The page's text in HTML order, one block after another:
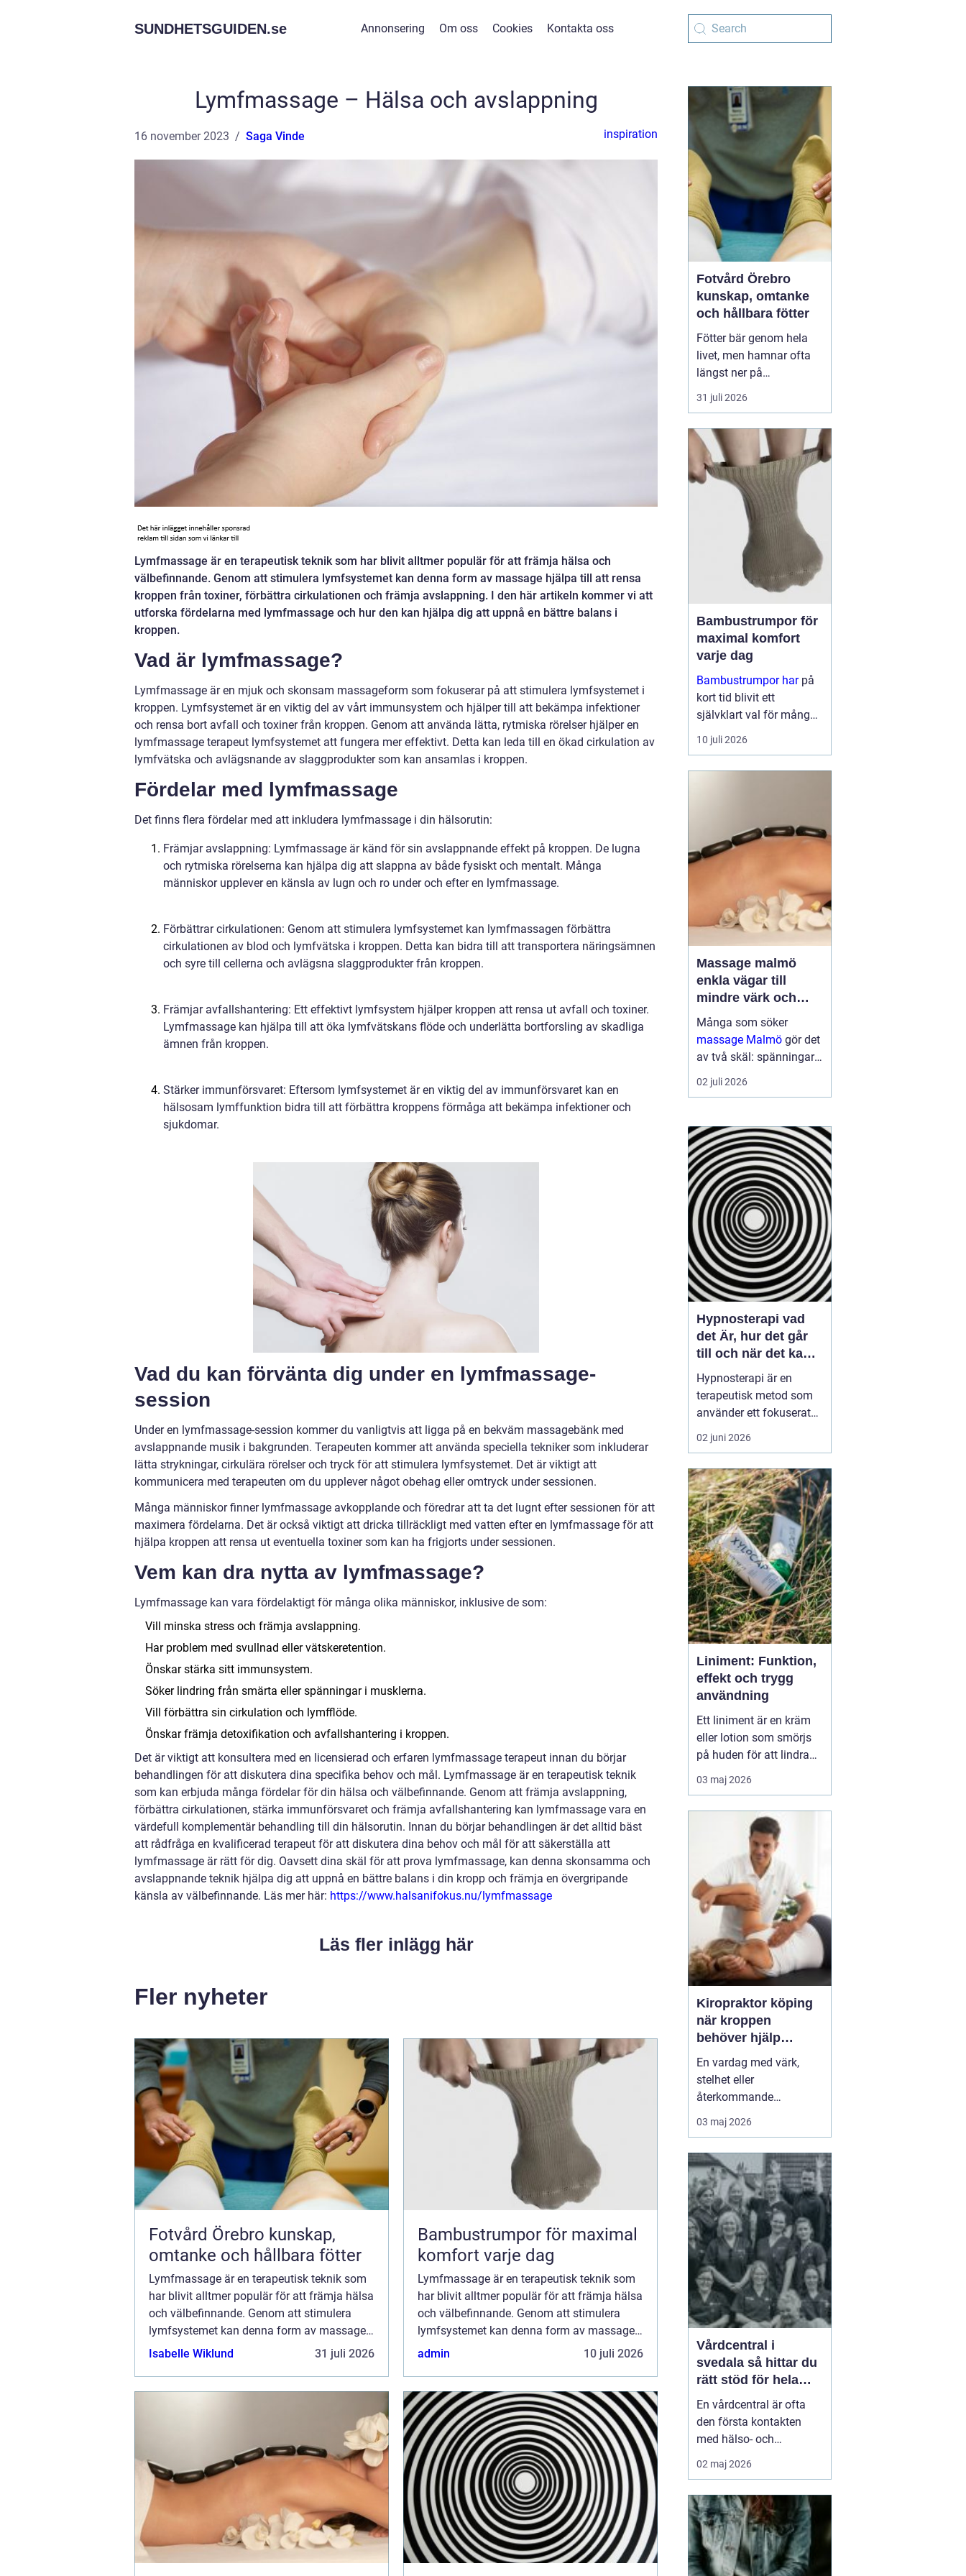
SUNDHETSGUIDEN.se Annonsering Om oss Cookies Kontakta oss
Lymfmassage – Hälsa och avslappning
16 november 2023 Saga Vinde inspiration
Lymfmassage är en terapeutisk teknik som har blivit alltmer populär för att främja hälsa och
välbefinnande. Genom att stimulera lymfsystemet kan denna form av massage hjälpa till att rensa
kroppen från toxiner, förbättra cirkulationen och främja avslappning. I den här artikeln kommer vi att
utforska fördelarna med lymfmassage och hur den kan hjälpa dig att uppnå en bättre balans i
kroppen.
Vad är lymfmassage?
Lymfmassage är en mjuk och skonsam massageform som fokuserar på att stimulera lymfsystemet i
kroppen. Lymfsystemet är en viktig del av vårt immunsystem och hjälper till att bekämpa infektioner
och rensa bort avfall och toxiner från kroppen. Genom att använda lätta, rytmiska rörelser hjälper en
lymfmassage terapeut lymfsystemet att fungera mer effektivt. Detta kan leda till en ökad cirkulation av
lymfvätska och avlägsnande av slaggprodukter som kan ansamlas i kroppen.
Fördelar med lymfmassage
Det finns flera fördelar med att inkludera lymfmassage i din hälsorutin:
Främjar avslappning: Lymfmassage är känd för sin avslappnande effekt på kroppen. De lugna
och rytmiska rörelserna kan hjälpa dig att slappna av både fysiskt och mentalt. Många
människor upplever en känsla av lugn och ro under och efter en lymfmassage.
Förbättrar cirkulationen: Genom att stimulera lymfsystemet kan lymfmassagen förbättra
cirkulationen av blod och lymfvätska i kroppen. Detta kan bidra till att transportera näringsämnen
och syre till cellerna och avlägsna slaggprodukter från kroppen.
Främjar avfallshantering: Ett effektivt lymfsystem hjälper kroppen att rensa ut avfall och toxiner.
Lymfmassage kan hjälpa till att öka lymfvätskans flöde och underlätta bortforsling av skadliga
ämnen från kroppen.
Stärker immunförsvaret: Eftersom lymfsystemet är en viktig del av immunförsvaret kan en
hälsosam lymffunktion bidra till att förbättra kroppens förmåga att bekämpa infektioner och
sjukdomar.
Vad du kan förvänta dig under en lymfmassage-
session
Under en lymfmassage-session kommer du vanligtvis att ligga på en bekväm massagebänk med
avslappnande musik i bakgrunden. Terapeuten kommer att använda speciella tekniker som inkluderar
lätta strykningar, cirkulära rörelser och tryck för att stimulera lymfsystemet. Det är viktigt att
kommunicera med terapeuten om du upplever något obehag eller omtryck under sessionen.
Många människor finner lymfmassage avkopplande och föredrar att ta det lugnt efter sessionen för att
maximera fördelarna. Det är också viktigt att dricka tillräckligt med vatten efter en lymfmassage för att
hjälpa kroppen att rensa ut eventuella toxiner som kan ha frigjorts under sessionen.
Vem kan dra nytta av lymfmassage?
Lymfmassage kan vara fördelaktigt för många olika människor, inklusive de som:
Vill minska stress och främja avslappning.
Har problem med svullnad eller vätskeretention.
Önskar stärka sitt immunsystem.
Söker lindring från smärta eller spänningar i musklerna.
Vill förbättra sin cirkulation och lymfflöde.
Önskar främja detoxifikation och avfallshantering i kroppen.
Det är viktigt att konsultera med en licensierad och erfaren lymfmassage terapeut innan du börjar
behandlingen för att diskutera dina specifika behov och mål. Lymfmassage är en terapeutisk teknik
som kan erbjuda många fördelar för din hälsa och välbefinnande. Genom att främja avslappning,
förbättra cirkulationen, stärka immunförsvaret och främja avfallshantering kan lymfmassage vara en
värdefull komplementär behandling till din hälsorutin. Innan du börjar behandlingen är det alltid bäst
att rådfråga en kvalificerad terapeut för att diskutera dina behov och mål för att säkerställa att
lymfmassage är rätt för dig. Oavsett dina skäl för att prova lymfmassage, kan denna skonsamma och
avslappnande teknik hjälpa dig att uppnå en bättre balans i din kropp och främja en övergripande
känsla av välbefinnande. Läs mer här: https://www.halsanifokus.nu/lymfmassage
Läs fler inlägg här
Fler nyheter
Fotvård Örebro kunskap,
omtanke och hållbara fötter
Lymfmassage är en terapeutisk teknik som
har blivit alltmer populär för att främja hälsa
och välbefinnande. Genom att stimulera
lymfsystemet kan denna form av massage
hjälpa till att rensa kroppen från toxiner...
Isabelle Wiklund 31 juli 2026
Bambustrumpor för maximal
komfort varje dag
Lymfmassage är en terapeutisk teknik som
har blivit alltmer populär för att främja hälsa
och välbefinnande. Genom att stimulera
lymfsystemet kan denna form av massage
hjälpa till att rensa kroppen från toxiner...
admin 10 juli 2026
Fotvård Örebro
kunskap, omtanke
och hållbara fötter
Fötter bär genom hela
livet, men hamnar ofta
längst ner på
prioriteringslistan.
Många söker hjälp först
påverkar vardagen.
Samtidigt visar
erfarenhet från
fotvårdskliniker i och
omkring Örebro att
regelbunden fotvård kan
förebygga e...
31 juli 2026
Bambustrumpor för
maximal komfort
varje dag
Bambustrumpor harpå
kort tid blivit ett
självklart val för många
som vill kombinera
komfort, funktion och
10 juli 2026
Massage malmö
enkla vägar till
mindre värk och
mer energi
Många som söker
massage Malmö gör det
av två skäl: spänningar
och smärta har blivit för
mycket, eller behovet av
sig starkare än
vardagens tempo.
Samtidigt kan utbudet
kän...
02 juli 2026
Hypnosterapi vad
det Är, hur det går
till och när det kan
hjälpa
Hypnosterapi är en
terapeutisk metod som
använder ett fokuserat
och avslappnat
sinnestillstånd för att
undermedvetna. Genom
att kombinera
samtalsterapi med
hypnos kan människor
förändra reaktioner,
känslor och beteenden
som läng...
02 juni 2026
Liniment: Funktion,
effekt och trygg
användning
Ett liniment är en kräm
eller lotion som smörjs
på huden för att lindra
muskelvärk, stelhet och
ibland också ledbesvär.
ämnen som stimulerar
blodcirkulationen och
03 maj 2026
Kiropraktor köping
när kroppen
behöver hjälp
tillbaka
En vardag med värk,
stelhet eller
återkommande
huvudvärk tär på både
ork och humör. Många
besvär och tänker att det
går nog över. Ofta gör
det inte det. En
legitimerad kiropraktor
kan hjälpa kroppen att
återfå rörlighet, minska
smä...
03 maj 2026
Vårdcentral i
svedala så hittar du
rätt stöd för hela
familjen
En vårdcentral är ofta
den första kontakten
med hälso- och
sjukvården. För många i
Svedala handlar valet
plats där både barn,
vuxna och äldre får hjälp
under samma tak. I en
tid med högt tempo och
02 maj 2026